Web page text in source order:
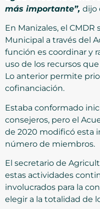
más importante”, dijo
En Manizales, el
Municipal a través del
función es coordinar y
uso de los recursos
Lo anterior permite
cofinanciación.
Estaba conformado
consejeros, pero el
de 2020 modificó esta
número de miembros.
El secretario de
estas actividades
involucrados para la
elegir a la totalidad de